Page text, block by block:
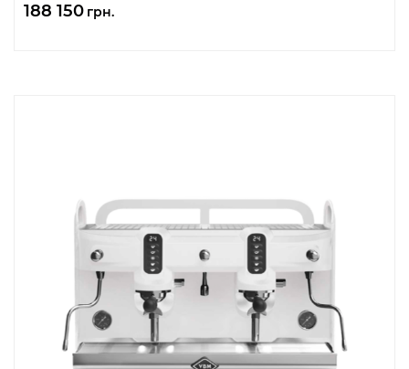
188 150 грн.